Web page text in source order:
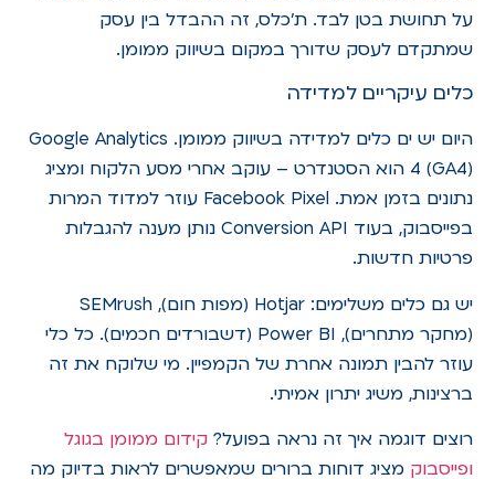
על תחושת בטן לבד. ת'כלס, זה ההבדל בין עסק
שמתקדם לעסק שדורך במקום בשיווק ממומן.
כלים עיקריים למדידה
היום יש ים כלים למדידה בשיווק ממומן. Google Analytics
4 (GA4) הוא הסטנדרט – עוקב אחרי מסע הלקוח ומציג
נתונים בזמן אמת. Facebook Pixel עוזר למדוד המרות
בפייסבוק, בעוד Conversion API נותן מענה להגבלות
פרטיות חדשות.
יש גם כלים משלימים: Hotjar (מפות חום), SEMrush
(מחקר מתחרים), Power BI (דשבורדים חכמים). כל כלי
עוזר להבין תמונה אחרת של הקמפיין. מי שלוקח את זה
ברצינות, משיג יתרון אמיתי.
רוצים דוגמה איך זה נראה בפועל? קידום ממומן בגוגל
ופייסבוק מציג דוחות ברורים שמאפשרים לראות בדיוק מה